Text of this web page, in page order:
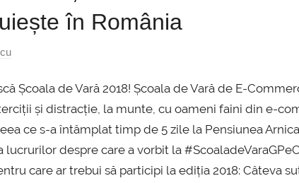
în România
Școala de Vară 2018! Școala de Vară de E-
și distracție, la munte, cu oameni faini din e-
ce s-a întâmplat timp de 5 zile la Pensiunea
despre care a vorbit la
care ar trebui să participi la ediția 2018: Câteva